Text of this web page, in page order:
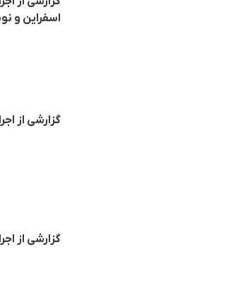
اسفراین و
گزارشی از
گزارشی از